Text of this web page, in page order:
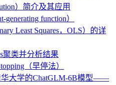
）简介及其应用
function）
Least Squares，OLS）的详
聚类并分析结果
（早停法）
华大学的ChatGLM-6B模型——